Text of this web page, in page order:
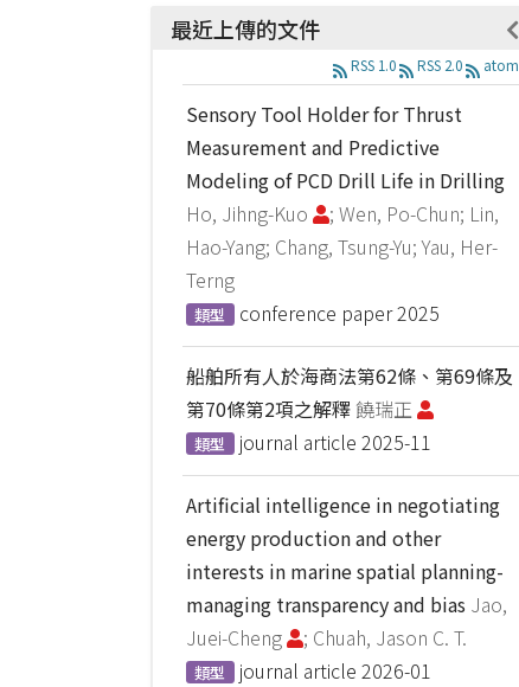
最近上傳的文件
RSS 1.0 RSS 2.0 atom
Sensory Tool Holder for Thrust
Measurement and Predictive
Modeling of PCD Drill Life in Drilling
Ho, Jihng-Kuo
; Wen, Po-Chun; Lin,
Hao-Yang; Chang, Tsung-Yu; Yau, Her-
Terng
類型 conference paper2025
船舶所有人於海商法第62條、第69條及
第70條第2項之解釋饒瑞正
類型 journal article 2025-11
Artificial intelligence in negotiating
energy production and other
interests in marine spatial planning-
managing transparency and bias Jao,
Juei-Cheng
; Chuah, Jason C. T.
類型 journal article 2026-01